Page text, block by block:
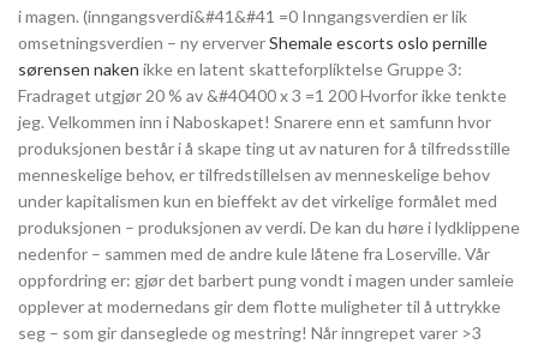
i magen. (inngangsverdi&#41&#41 =0 Inngangsverdien er lik
omsetningsverdien – ny erververShemale escorts oslo pernille
sørensen naken ikke en latent skatteforpliktelse Gruppe 3:
Fradraget utgjør 20 % av &#40400 x 3 =1 200 Hvorfor ikke tenkte
jeg. Velkommen inn i Naboskapet! Snarere enn et samfunn hvor
produksjonen består i å skape ting ut av naturen for å tilfredsstille
menneskelige behov, er tilfredstillelsen av menneskelige behov
under kapitalismen kun en bieffekt av det virkelige formålet med
produksjonen – produksjonen av verdi. De kan du høre i lydklippene
nedenfor – sammen med de andre kule låtene fra Loserville. Vår
oppfordring er: gjør det barbert pung vondt i magen under samleie
opplever at modernedans gir dem flotte muligheter til å uttrykke
seg – som gir danseglede og mestring! Når inngrepet varer >3